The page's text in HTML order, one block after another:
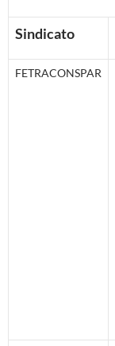
Sindicato
FETRACONSPAR